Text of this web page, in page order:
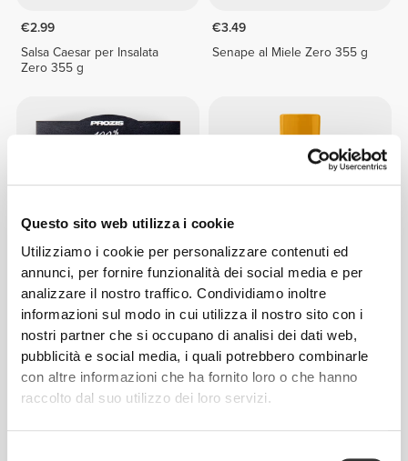
Questo sito web utilizza i cookie
Utilizziamo i cookie per personalizzare contenuti ed
annunci, per fornire funzionalità dei social media e per
analizzare il nostro traffico. Condividiamo inoltre
informazioni sul modo in cui utilizza il nostro sito con i
nostri partner che si occupano di analisi dei dati web,
pubblicità e social media, i quali potrebbero combinarle
con altre informazioni che ha fornito loro o che hanno
raccolto dal suo utilizzo dei loro servizi.
€2.99
Salsa Caesar per Insalata
Zero 355 g
€3.49
Senape al Miele Zero 355 g
€3.99
100% Petto di Tacchino
Premium - marinato 155 g
€3.49
Salsa al Curry Zero 355 g